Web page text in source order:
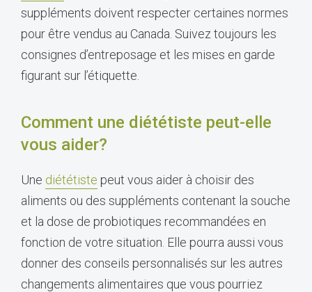
suppléments doivent respecter certaines normes
pour être vendus au Canada. Suivez toujours les
consignes d’entreposage et les mises en garde
figurant sur l’étiquette.
Comment une diététiste peut-elle
vous aider?
Une diététiste peut vous aider à choisir des
aliments ou des suppléments contenant la souche
et la dose de probiotiques recommandées en
fonction de votre situation. Elle pourra aussi vous
donner des conseils personnalisés sur les autres
changements alimentaires que vous pourriez